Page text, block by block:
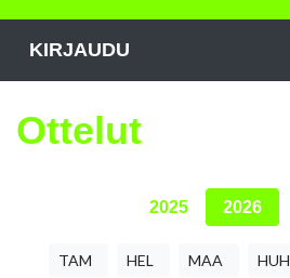
KIRJAUDU
Ottelut
2025 2026
TAM HEL MAA HUH